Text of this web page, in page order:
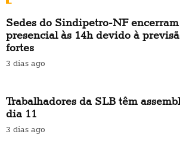
Sedes do Sindipetro-NF
presencial às 14h devido à
fortes
3 dias ago
Trabalhadores da SLB têm
dia 11
3 dias ago